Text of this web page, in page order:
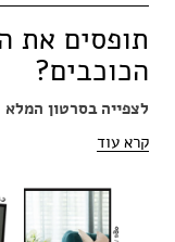
תופסים את
הכוכבים?
לצפייה בסרטון המלא
קרא עוד